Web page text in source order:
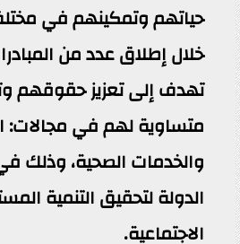
حياتهم وتمكينهم في
خلال إطلاق عدد من
تهدف إلى تعزيز حقوقهم
متساوية لهم في مجالات:
والخدمات الصحية، وذلك
الدولة لتحقيق التنمية
الاجتماعية.